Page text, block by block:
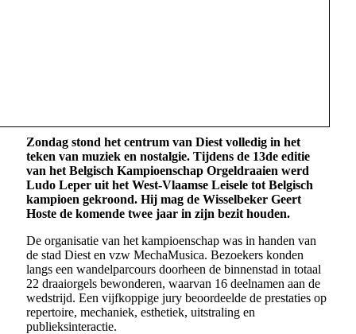
Zondag stond het centrum van Diest volledig in het
teken van muziek en nostalgie. Tijdens de 13de editie
van het Belgisch Kampioenschap Orgeldraaien werd
Ludo Leper uit het West-Vlaamse Leisele tot Belgisch
kampioen gekroond. Hij mag de Wisselbeker Geert
Hoste de komende twee jaar in zijn bezit houden.
De organisatie van het kampioenschap was in handen van
de stad Diest en vzw MechaMusica. Bezoekers konden
langs een wandelparcours doorheen de binnenstad in totaal
22 draaiorgels bewonderen, waarvan 16 deelnamen aan de
wedstrijd. Een vijfkoppige jury beoordeelde de prestaties op
repertoire, mechaniek, esthetiek, uitstraling en
publieksinteractie.